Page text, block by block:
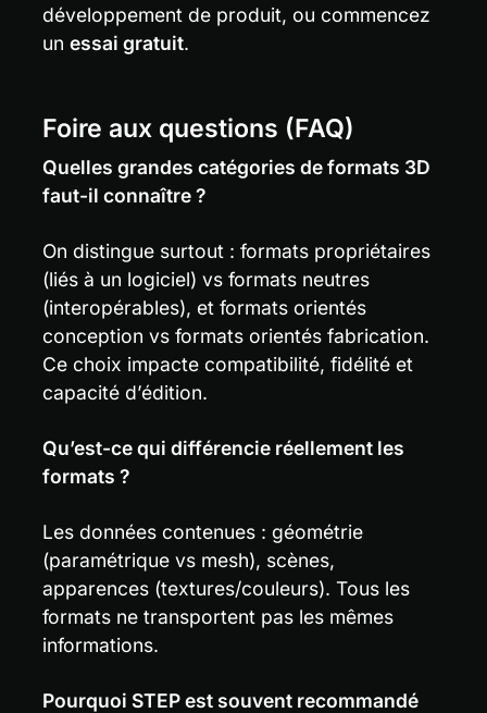
développement de produit, ou commencez
un essai gratuit.
Foire aux questions (FAQ)
Quelles grandes catégories de formats 3D
faut-il connaître ?
On distingue surtout : formats propriétaires
(liés à un logiciel) vs formats neutres
(interopérables), et formats orientés
conception vs formats orientés fabrication.
Ce choix impacte compatibilité, fidélité et
capacité d’édition.
Qu’est-ce qui différencie réellement les
formats ?
Les données contenues : géométrie
(paramétrique vs mesh), scènes,
apparences (textures/couleurs). Tous les
formats ne transportent pas les mêmes
informations.
Pourquoi STEP est souvent recommandé